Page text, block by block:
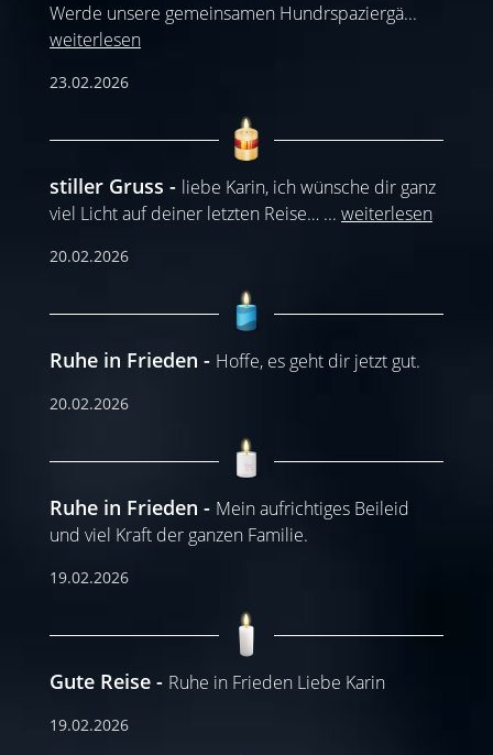
Werde unsere gemeinsamen Hundrspaziergä...
weiterlesen
23.02.2026
stiller Gruss
liebe Karin, ich wünsche dir ganz
viel Licht auf deiner letzten Reise… ... weiterlesen
20.02.2026
Ruhe in Frieden Hoffe, es geht dir jetzt gut.
20.02.2026
Ruhe in Frieden
Mein aufrichtiges Beileid
und viel Kraft der ganzen Familie.
19.02.2026
Gute Reise Ruhe in Frieden Liebe Karin
19.02.2026